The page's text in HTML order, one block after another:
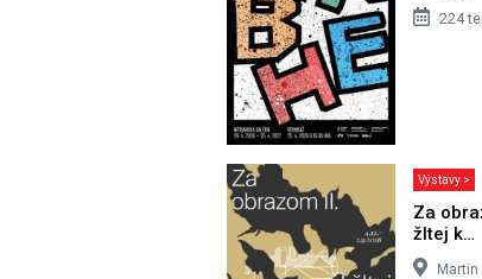
224
Výstavy >
Za
žltej k…
Martin